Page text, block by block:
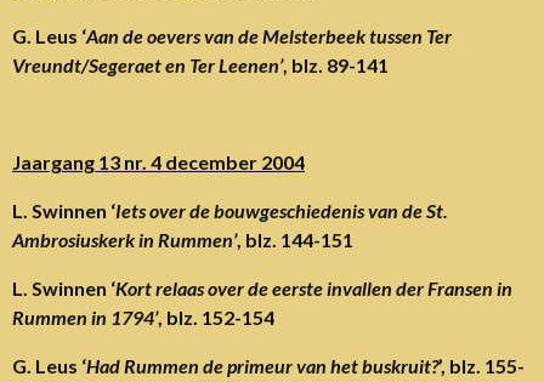
G. Leus ‘Aan de oevers van de Melsterbeek tussen Ter
Vreundt/Segeraet en Ter Leenen’, blz. 89-141
Jaargang 13 nr. 4 december 2004
L. Swinnen ‘Iets over de bouwgeschiedenis van de St.
Ambrosiuskerk in Rummen’, blz. 144-151
L. Swinnen ‘Kort relaas over de eerste invallen der Fransen in
Rummen in 1794’, blz. 152-154
G. Leus ‘Had Rummen de primeur van het buskruit?’, blz. 155-